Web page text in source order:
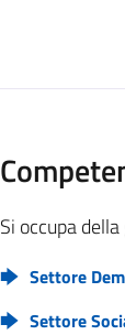
Si occupa
Settore
Settore